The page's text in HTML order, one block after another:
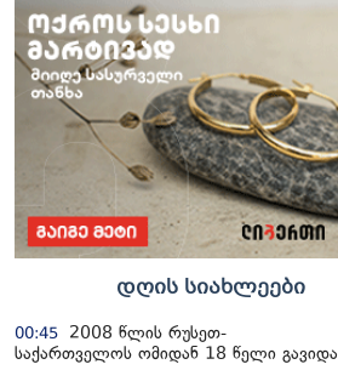
დღის სიახლეები
00:45
2008 წლის რუსეთ-
საქართველოს ომიდან 18 წელი გავიდა